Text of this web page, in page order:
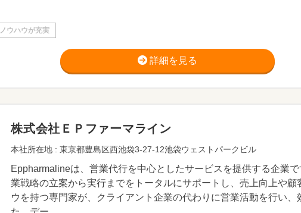
ノウハウが充実
詳細を見る
株式会社ＥＰファーマライン
本社所在地 : 東京都豊島区西池袋3-27-12池袋ウェストパークビル
Eppharmalineは、営業代行を中心としたサービスを提供する企業
業戦略の立案から実行までをトータルにサポートし、売上向上や
ウを持つ専門家が、クライアント企業の代わりに営業活動を行い